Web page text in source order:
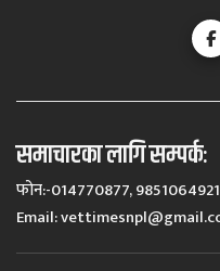
समाचारका लागि सम्पर्कः
फोन:-014770877, 9851064921
Email: